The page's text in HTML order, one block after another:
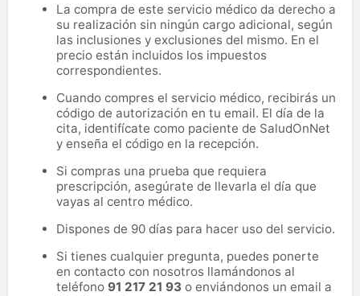
La compra de este servicio médico da derecho a
su realización sin ningún cargo adicional, según
las inclusiones y exclusiones del mismo. En el
precio están incluidos los impuestos
correspondientes.
Cuando compres el servicio médico, recibirás un
código de autorización en tu email. El día de la
cita, identifícate como paciente de SaludOnNet
y enseña el código en la recepción.
Si compras una prueba que requiera
prescripción, asegúrate de llevarla el día que
vayas al centro médico.
Dispones de 90 días para hacer uso del servicio.
Si tienes cualquier pregunta, puedes ponerte
en contacto con nosotros llamándonos al
teléfono 91 217 21 93 o enviándonos un email a